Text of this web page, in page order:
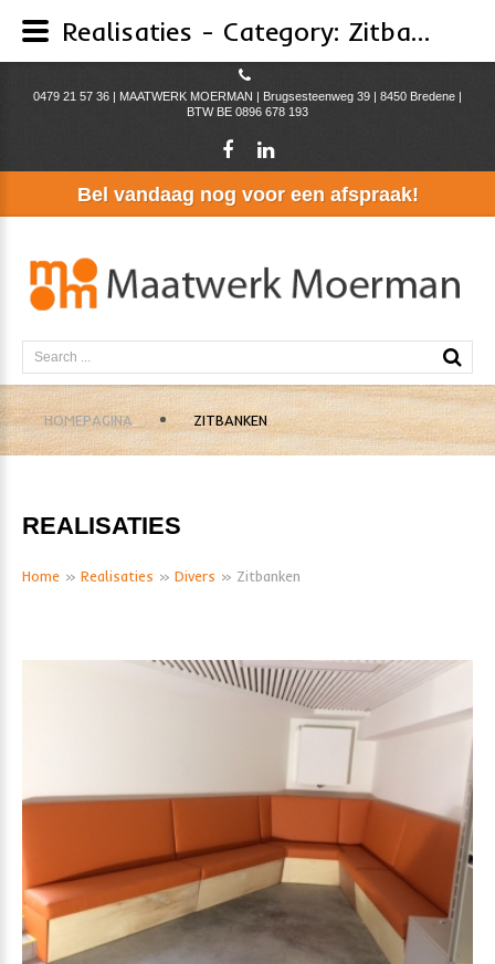
0479 21 57 36 | MAATWERK MOERMAN | Brugsesteenweg 39 | 8450 Bredene |
BTW BE 0896 678 193
Bel vandaag nog voor een afspraak!
Search
HOMEPAGINA ZITBANKEN
REALISATIES
Home » Realisaties » Divers » Zitbanken
Realisaties - Category: Zitbanken